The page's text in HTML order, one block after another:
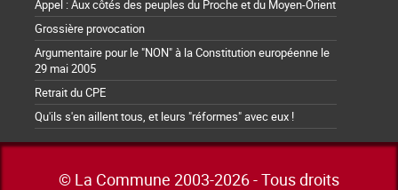
Appel : Aux côtés des peuples du Proche et du Moyen-Orient
Grossière provocation
Argumentaire pour le "NON" à la Constitution européenne le
29 mai 2005
Retrait du CPE
Qu'ils s'en aillent tous, et leurs "réformes" avec eux !
© La Commune 2003-2026 - Tous droits